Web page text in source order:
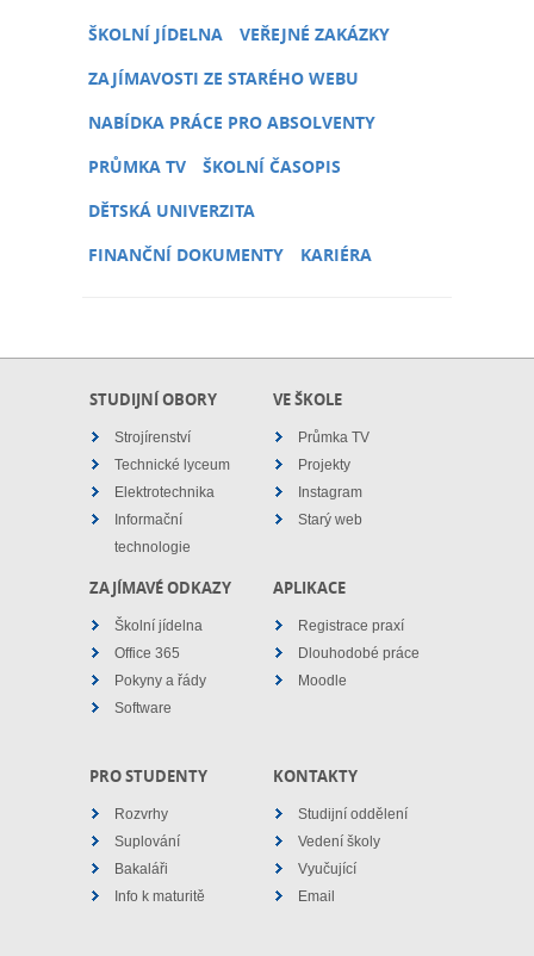
ŠKOLNÍ JÍDELNA
VEŘEJNÉ ZAKÁZKY
ZAJÍMAVOSTI ZE STARÉHO WEBU
NABÍDKA PRÁCE PRO ABSOLVENTY
PRŮMKA TV
ŠKOLNÍ ČASOPIS
DĚTSKÁ UNIVERZITA
FINANČNÍ DOKUMENTY
KARIÉRA
STUDIJNÍ OBORY
Strojírenství
Technické lyceum
Elektrotechnika
Informační
technologie
VE ŠKOLE
Průmka TV
Projekty
Instagram
Starý web
ZAJÍMAVÉ ODKAZY
Školní jídelna
Office 365
Pokyny a řády
Software
APLIKACE
Registrace praxí
Dlouhodobé práce
Moodle
PRO STUDENTY
Rozvrhy
Suplování
Bakaláři
Info k maturitě
KONTAKTY
Studijní oddělení
Vedení školy
Vyučující
Email